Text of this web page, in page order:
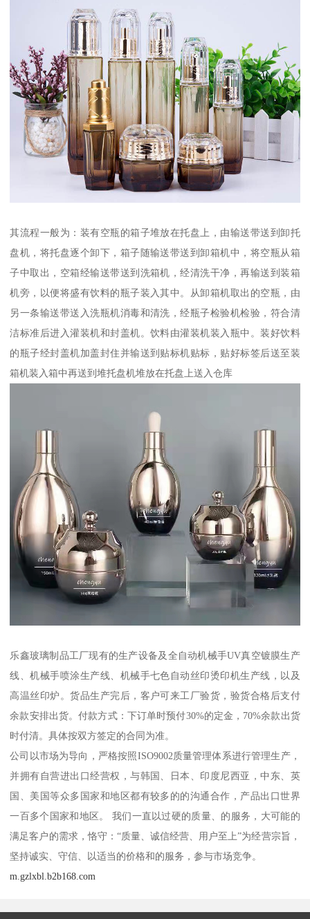
其流程一般为：装有空瓶的箱子堆放在托盘上，由输送带送到卸托
盘机，将托盘逐个卸下，箱子随输送带送到卸箱机中，将空瓶从箱
子中取出，空箱经输送带送到洗箱机，经清洗干净，再输送到装箱
机旁，以便将盛有饮料的瓶子装入其中。从卸箱机取出的空瓶，由
另一条输送带送入洗瓶机消毒和清洗，经瓶子检验机检验，符合清
洁标准后进入灌装机和封盖机。饮料由灌装机装入瓶中。装好饮料
的瓶子经封盖机加盖封住并输送到贴标机贴标，贴好标签后送至装
箱机装入箱中再送到堆托盘机堆放在托盘上送入仓库
乐鑫玻璃制品工厂现有的生产设备及全自动机械手UV真空镀膜生产
线、机械手喷涂生产线、机械手七色自动丝印烫印机生产线，以及
高温丝印炉。货品生产完后，客户可来工厂验货，验货合格后支付
余款安排出货。付款方式：下订单时预付30%的定金，70%余款出货
时付清。具体按双方签定的合同为准。
公司以市场为导向，严格按照ISO9002质量管理体系进行管理生产，
并拥有自营进出口经营权，与韩国、日本、印度尼西亚，中东、英
国、美国等众多国家和地区都有较多的的沟通合作，产品出口世界
一百多个国家和地区。 我们一直以过硬的质量、的服务，大可能的
满足客户的需求，恪守：“质量、诚信经营、用户至上”为经营宗旨，
坚持诚实、守信、以适当的价格和的服务，参与市场竞争。
m.gzlxbl.b2b168.com